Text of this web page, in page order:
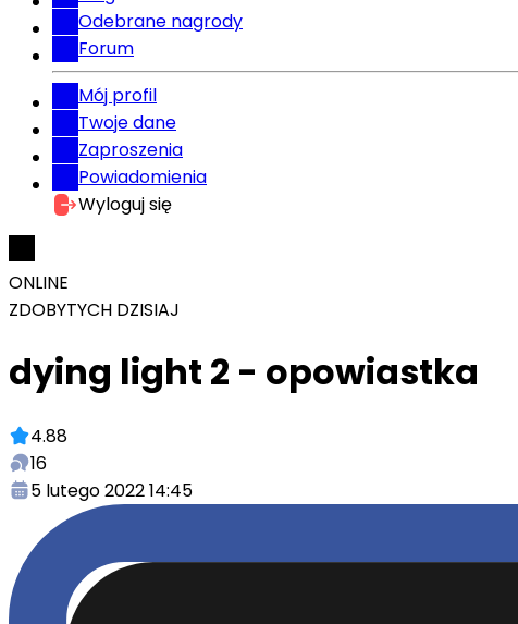
Odebrane nagrody
Forum
Mój profil
Twoje dane
Zaproszenia
Powiadomienia
Wyloguj się
ONLINE
ZDOBYTYCH DZISIAJ
dying light 2 - opowiastka
4.88
16
5 lutego 2022 14:45